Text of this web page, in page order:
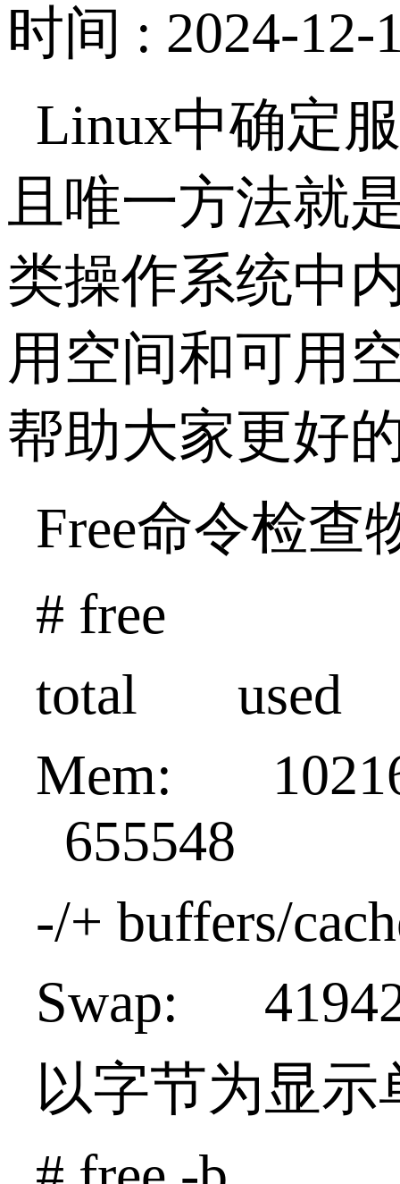
时间 : 2024-12-
Linux中确定
且唯一方法就
类操作系统中
用空间和可用
帮助大家更好
Free命令检查
# free
total used
Mem:
655548
-/+ buffers/
Swap:
以字节为显